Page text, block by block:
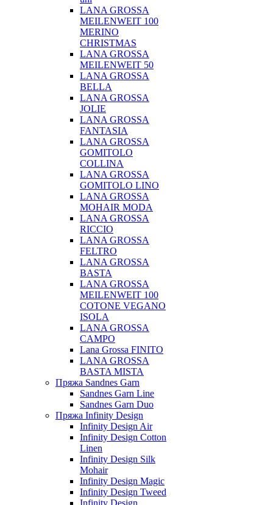
LANA GROSSA
MEILENWEIT 100
MERINO
CHRISTMAS
LANA GROSSA
MEILENWEIT 50
LANA GROSSA
BELLA
LANA GROSSA
JOLIE
LANA GROSSA
FANTASIA
LANA GROSSA
GOMITOLO
COLLINA
LANA GROSSA
GOMITOLO LINO
LANA GROSSA
MOHAIR MODA
LANA GROSSA
RICCIO
LANA GROSSA
FELTRO
LANA GROSSA
BASTA
LANA GROSSA
MEILENWEIT 100
COTONE VEGANO
ISOLA
LANA GROSSA
CAMPO
Lana Grossa FINITO
LANA GROSSA
BASTA MISTA
Пряжа Sandnes Garn
Sandnes Garn Line
Sandnes Garn Duo
Пряжа Infinity Design
Infinity Design Air
Infinity Design Cotton
Linen
Infinity Design Silk
Mohair
Infinity Design Magic
Infinity Design Tweed
Infinity Design